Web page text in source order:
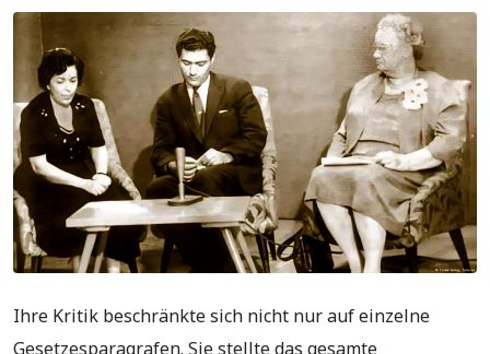
Ihre Kritik beschränkte sich nicht nur auf einzelne
Gesetzesparagrafen. Sie stellte das gesamte